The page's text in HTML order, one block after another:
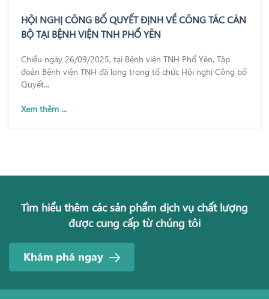
HỘI NGHỊ CÔNG BỐ QUYẾT ĐỊNH VỀ CÔNG TÁC CÁN
BỘ TẠI BỆNH VIỆN TNH PHỔ YÊN
Chiều ngày 26/09/2025, tại Bệnh viện TNH Phổ Yên, Tập
đoàn Bệnh viện TNH đã long trọng tổ chức Hội nghị Công bố
Quyết...
Xem thêm ...
Tìm hiểu thêm các sản phẩm dịch vụ chất lượng
được cung cấp từ chúng tôi
Khám phá ngay